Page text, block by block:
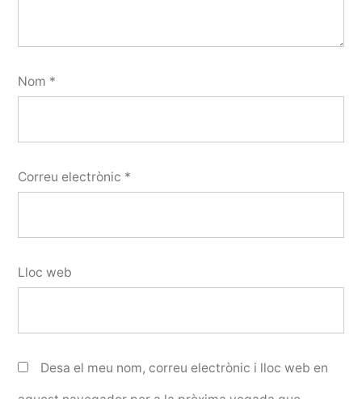
Nom *
Correu electrònic *
Lloc web
Desa el meu nom, correu electrònic i lloc web en